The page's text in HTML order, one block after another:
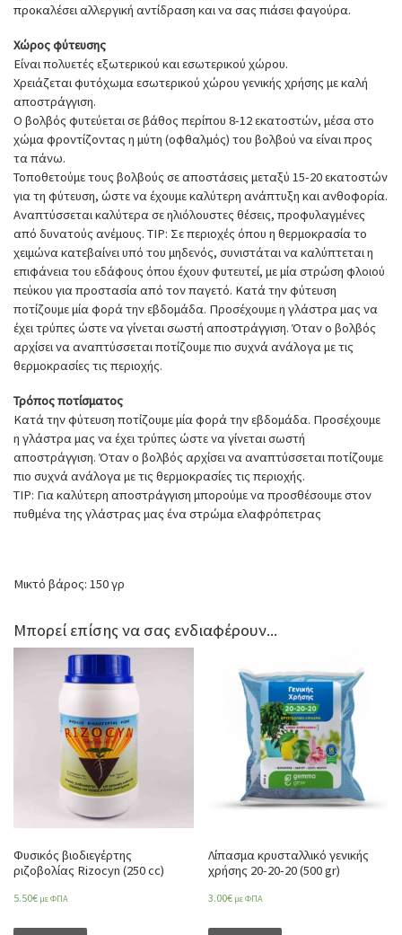
προκαλέσει αλλεργική αντίδραση και να σας πιάσει φαγούρα.
Χώρος φύτευσης
Είναι πολυετές εξωτερικού και εσωτερικού χώρου.
Χρειάζεται φυτόχωμα εσωτερικού χώρου γενικής χρήσης με καλή
αποστράγγιση.
Ο βολβός φυτεύεται σε βάθος περίπου 8-12 εκατοστών, μέσα στο
χώμα φροντίζοντας η μύτη (οφθαλμός) του βολβού να είναι προς
τα πάνω.
Τοποθετούμε τους βολβούς σε αποστάσεις μεταξύ 15-20 εκατοστών
για τη φύτευση, ώστε να έχουμε καλύτερη ανάπτυξη και ανθοφορία.
Αναπτύσσεται καλύτερα σε ηλιόλουστες θέσεις, προφυλαγμένες
από δυνατούς ανέμους. TIP: Σε περιοχές όπου η θερμοκρασία το
χειμώνα κατεβαίνει υπό του μηδενός, συνιστάται να καλύπτεται η
επιφάνεια του εδάφους όπου έχουν φυτευτεί, με μία στρώση φλοιού
πεύκου για προστασία από τον παγετό. Κατά την φύτευση
ποτίζουμε μία φορά την εβδομάδα. Προσέχουμε η γλάστρα μας να
έχει τρύπες ώστε να γίνεται σωστή αποστράγγιση. Όταν ο βολβός
αρχίσει να αναπτύσσεται ποτίζουμε πιο συχνά ανάλογα με τις
θερμοκρασίες τις περιοχής.
Τρόπος ποτίσματος
Κατά την φύτευση ποτίζουμε μία φορά την εβδομάδα. Προσέχουμε
η γλάστρα μας να έχει τρύπες ώστε να γίνεται σωστή
αποστράγγιση. Όταν ο βολβός αρχίσει να αναπτύσσεται ποτίζουμε
πιο συχνά ανάλογα με τις θερμοκρασίες τις περιοχής.
TIP: Για καλύτερη αποστράγγιση μπορούμε να προσθέσουμε στον
πυθμένα της γλάστρας μας ένα στρώμα ελαφρόπετρας
Μικτό βάρος: 150 γρ
Μπορεί επίσης να σας ενδιαφέρουν...
Φυσικός βιοδιεγέρτης
ριζοβολίας Rizocyn (250 cc)
5.50€ με ΦΠΑ
Λίπασμα κρυσταλλικό γενικής
χρήσης 20-20-20 (500 gr)
3.00€ με ΦΠΑ